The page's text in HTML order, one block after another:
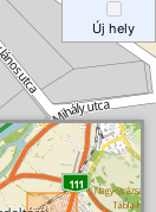
Új hely